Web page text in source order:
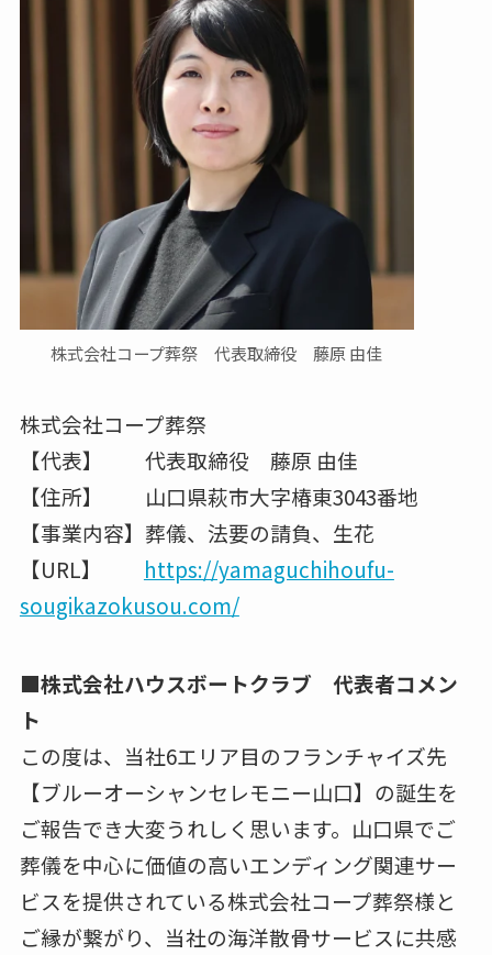
株式会社コープ葬祭 代表取締役 藤原 由佳
株式会社コープ葬祭
【代表】 代表取締役 藤原 由佳
【住所】 山口県萩市大字椿東3043番地
【事業内容】葬儀、法要の請負、生花
【URL】 https://yamaguchihoufu-
sougikazokusou.com/
■株式会社ハウスボートクラブ 代表者コメン
ト
この度は、当社6エリア目のフランチャイズ先
【ブルーオーシャンセレモニー山口】の誕生を
ご報告でき大変うれしく思います。山口県でご
葬儀を中心に価値の高いエンディング関連サー
ビスを提供されている株式会社コープ葬祭様と
ご縁が繋がり、当社の海洋散骨サービスに共感